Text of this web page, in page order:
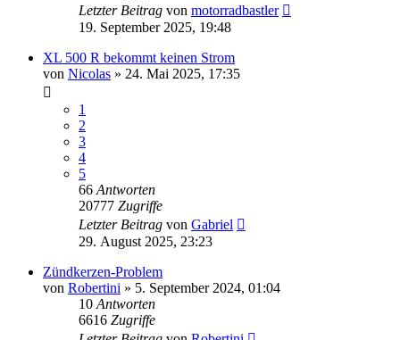
Letzter Beitrag von motorradbastler
19. September 2025, 19:48
XL 500 R bekommt keinen Strom
von Nicolas » 24. Mai 2025, 17:35
1
2
3
4
5
66 Antworten
20777 Zugriffe
Letzter Beitrag von Gabriel
29. August 2025, 23:23
Zündkerzen-Problem
von Robertini » 5. September 2024, 01:04
10 Antworten
6616 Zugriffe